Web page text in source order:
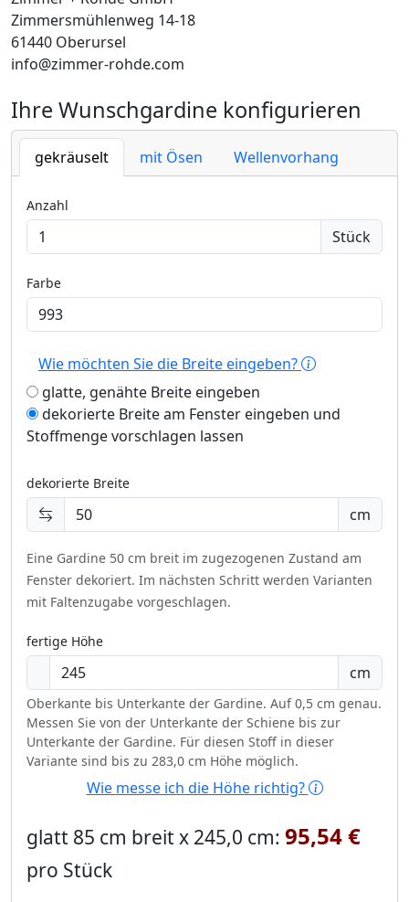
Zimmersmühlenweg 14-18
61440 Oberursel
info@zimmer-rohde.com
Ihre Wunschgardine konfigurieren
gekräuselt mit Ösen Wellenvorhang
Anzahl
Stück
Farbe
Wie möchten Sie die Breite eingeben?
glatte, genähte Breite eingeben
dekorierte Breite am Fenster eingeben und
Stoffmenge vorschlagen lassen
dekorierte Breite
cm
Eine Gardine 50 cm breit im zugezogenen Zustand am
Fenster dekoriert. Im nächsten Schritt werden Varianten
mit Faltenzugabe vorgeschlagen.
fertige Höhe
cm
Oberkante bis Unterkante der Gardine. Auf 0,5 cm genau.
Messen Sie von der Unterkante der Schiene bis zur
Unterkante der Gardine. Für diesen Stoff in dieser
Variante sind bis zu 283,0 cm Höhe möglich.
Wie messe ich die Höhe richtig?
glatt 85 cm breit x 245,0 cm: 95,54 €
pro Stück